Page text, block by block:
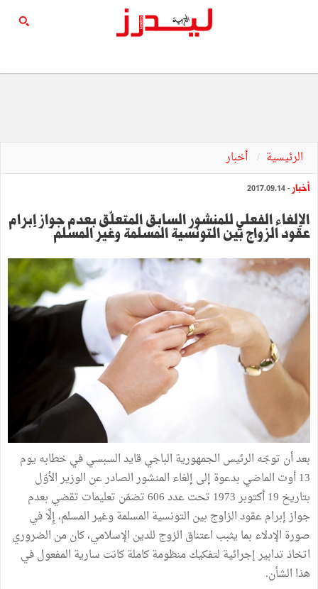
الرئيسية أخبار
أخبار - 2017.09.14
الإلغاء الفعلي للمنشور السابق المتعلّق بعدم جواز إبرام
عقود الزواج بين التونسية المسلمة وغير المسلم
بعد أن توجّه الرئيس الجمهورية الباجي قايد السبسي في خطابه يوم
13 أوت الماضي بدعوة إلى إلغاء المنشور الصادر عن الوزير الأوّل
بتاريخ 19 أكتوبر 1973 تحت عدد 606 تضمّن تعليمات تقضي بعدم
جواز إبرام عقود الزاوج بين التونسية المسلمة وغير المسلم، إِلَّا في
صورة الإدلاء بما يثبب اعتناق الزوج للدين الإسلامي، كان من الضروري
اتخاذ تدابير إجرائية لتفكيك منظومة كاملة كانت سارية المفعول في
هذا الشأن.